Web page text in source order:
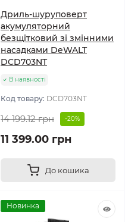
Дриль-шуруповерт
акумуляторний
безщітковий зі змінними
насадками DeWALT
DCD703NT
В наявності
Код товару: DCD703NT
14 199.12 грн -20%
11 399.00 грн
До кошика
Новинка